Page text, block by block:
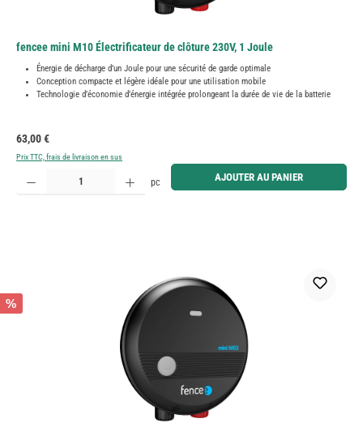
fencee mini M10 Électrificateur de clôture 230V, 1 Joule
Énergie de décharge d’un Joule pour une sécurité de garde optimale
Conception compacte et légère idéale pour une utilisation mobile
Technologie d’économie d’énergie intégrée prolongeant la durée de vie de la batterie
Prix régulier :
63,00 €
Prix TTC, frais de livraison en sus
Quantité de produit : Entrez la quantité souhaitée ou utilisez les boutons pour augmenter ou
pc AJOUTER AU PANIER
%